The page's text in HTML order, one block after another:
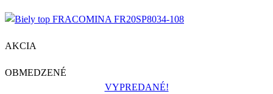
AKCIA
OBMEDZENÉ
VYPREDANÉ!